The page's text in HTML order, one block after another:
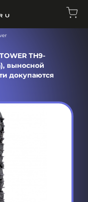
TH9-
выносной
докупаются